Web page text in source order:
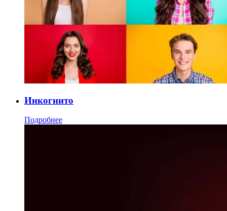
Инкогнито
Подробнее